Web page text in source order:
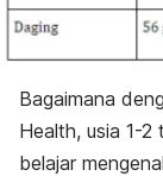
Bagaimana
Health, usia 1-2
belajar